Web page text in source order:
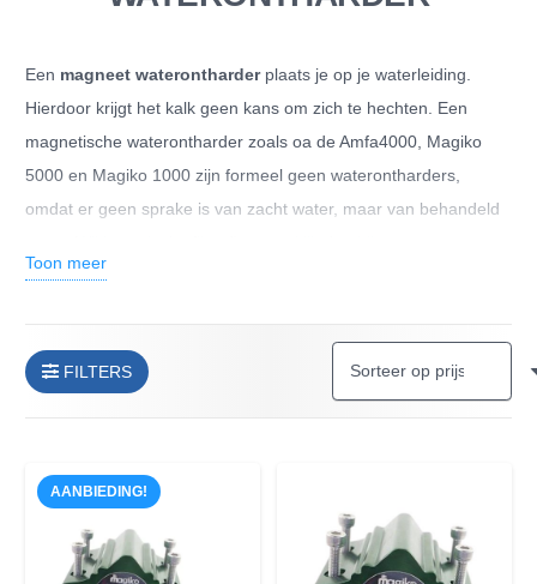
Een magneet waterontharderplaats je op je waterleiding.
Hierdoor krijgt het kalk geen kans om zich te hechten. Een
magnetische waterontharder zoals oa de Amfa4000, Magiko
5000 en Magiko 1000 zijn formeel geen waterontharders,
omdat er geen sprake is van zacht water, maar van behandeld
waterontharders
Toon meer
FILTERS
AANBIEDING!